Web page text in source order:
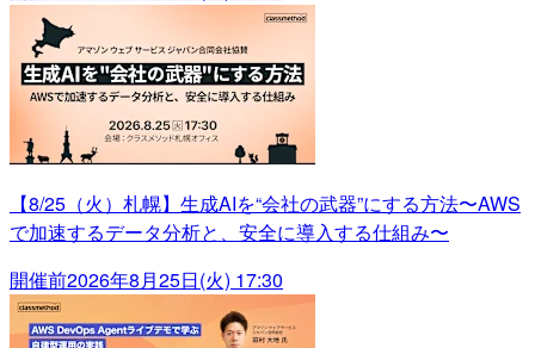
【8/25（火）札幌】生成AIを“会社の武器”にする方法〜AWS
で加速するデータ分析と、安全に導入する仕組み〜
開催前2026年8月25日(火) 17:30